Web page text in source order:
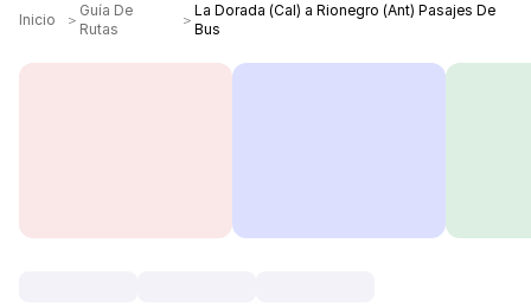
Inicio ＞
Guía De
Rutas
＞
La Dorada (Cal) a Rionegro (Ant) Pasajes De
Bus